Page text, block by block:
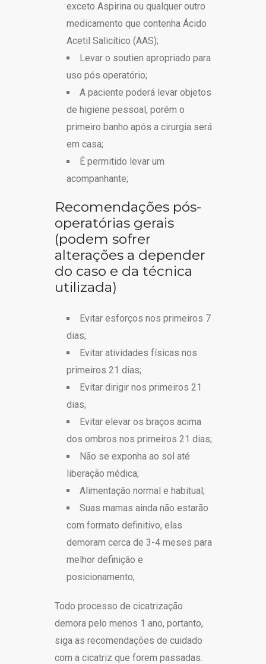
exceto Aspirina ou qualquer outro
medicamento que contenha Ácido
Acetil Salicítico (AAS);
Levar o soutien apropriado para
uso pós operatório;
A paciente poderá levar objetos
de higiene pessoal, porém o
primeiro banho após a cirurgia será
em casa;
É permitido levar um
acompanhante;
Recomendações pós-
operatórias gerais
(podem sofrer
alterações a depender
do caso e da técnica
utilizada)
Evitar esforços nos primeiros 7
dias;
Evitar atividades físicas nos
primeiros 21 dias;
Evitar dirigir nos primeiros 21
dias;
Evitar elevar os braços acima
dos ombros nos primeiros 21 dias;
Não se exponha ao sol até
liberação médica;
Alimentação normal e habitual;
Suas mamas ainda não estarão
com formato definitivo, elas
demoram cerca de 3-4 meses para
melhor definição e
posicionamento;
Todo processo de cicatrização
demora pelo menos 1 ano, portanto,
siga as recomendações de cuidado
com a cicatriz que forem passadas.